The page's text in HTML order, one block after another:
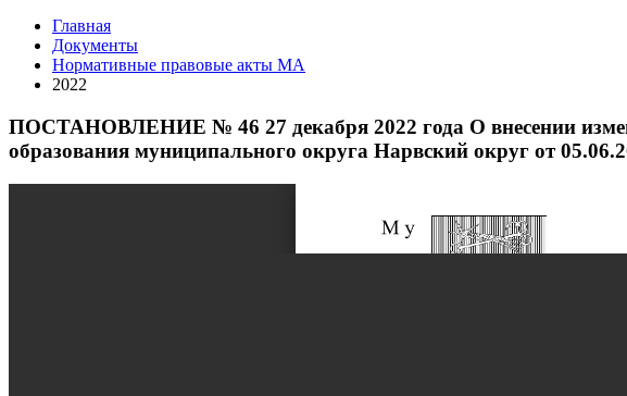
Главная
Документы
Нормативные правовые акты МА
2022
ПОСТАНОВЛЕНИЕ № 46 27 декабря 2022 года О внесении
образования муниципального округа Нарвский округ от